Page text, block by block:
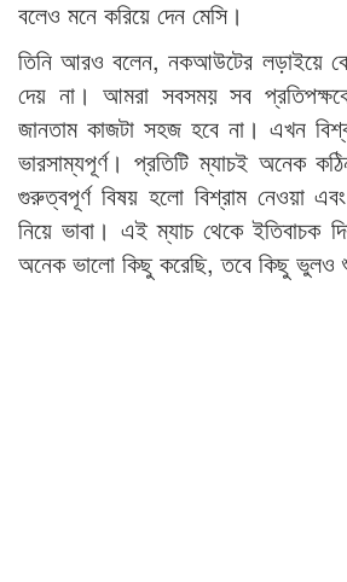
বলেও মনে করিয়ে দেন মেসি।
তিনি আরও বলেন, নকআউটের লড়াইয়ে
দেয় না। আমরা সবসময় সব
জানতাম কাজটা সহজ হবে না। এখন
ভারসাম্যপূর্ণ। প্রতিটি ম্যাচই অনেক
গুরুত্বপূর্ণ বিষয় হলো বিশ্রাম নেওয়া
নিয়ে ভাবা। এই ম্যাচ থেকে ইতিবাচক
অনেক ভালো কিছু করেছি, তবে কিছু ভুলও